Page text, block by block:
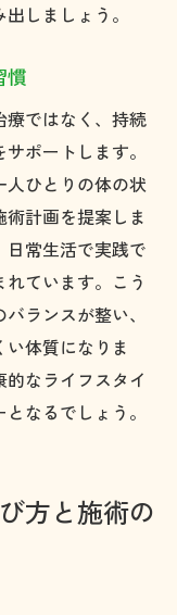
向上させる
しましょう。
慣
療ではなく、持続
ポートします。
人ひとりの体の状
計画を提案しま
常生活で実践で
ています。こう
ランスが整い、
体質になりま
なライフスタイ
なるでしょう。
方と施術の